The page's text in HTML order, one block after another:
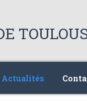
Actualités